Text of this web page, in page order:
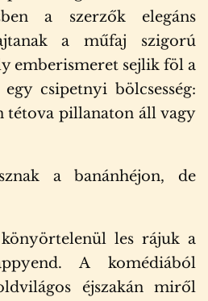
a szerzők elegáns
a műfaj szigorú
emberismeret sejlik föl a
csipetnyi bölcsesség:
tétova pillanaton áll vagy
a banánhéjon, de
les rájuk a
A komédiából
éjszakán miről